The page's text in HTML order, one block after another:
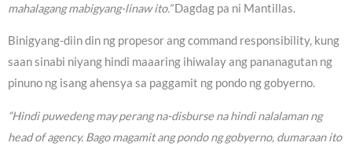
mahalagang mabigyang-linaw ito.”Dagdag pa ni Mantillas.
Binigyang-diin din ng propesor ang command responsibility, kung
saan sinabi niyang hindi maaaring ihiwalay ang pananagutan ng
pinuno ng isang ahensya sa paggamit ng pondo ng gobyerno.
“Hindi puwedeng may perang na-disburse na hindi nalalaman ng
head of agency. Bago magamit ang pondo ng gobyerno, dumaraan ito